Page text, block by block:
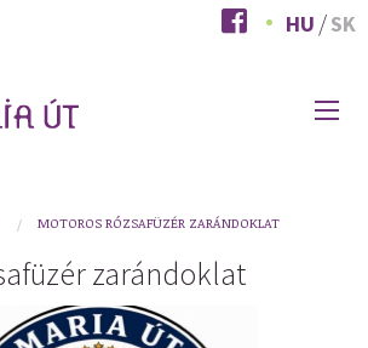
HU SK
MOTOROS RÓZSAFÜZÉR ZARÁNDOKLAT
zarándoklat